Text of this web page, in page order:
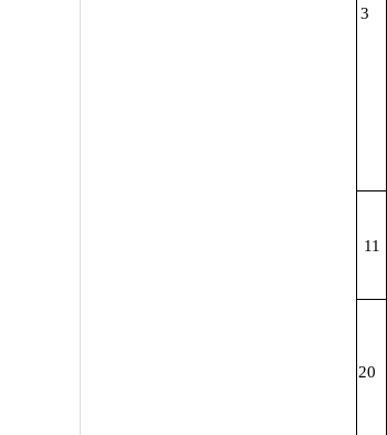
3
11
20